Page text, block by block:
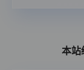
本站